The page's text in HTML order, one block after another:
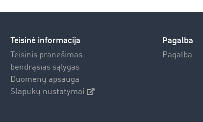
Teisinė informacija
Teisinis pranešimas
bendrąsias sąlygas
Duomenų apsauga
Slapukų nustatymai
Pagalba
Pagalba